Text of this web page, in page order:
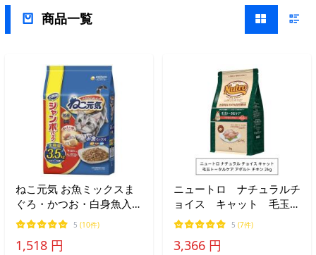
商品一覧
ねこ元気 お魚ミックスま
ぐろ・かつお・白身魚入り
３．５ｋｇ /ねこ元気 キャ
ットフード ドライ
5 (10件)
1,518 円
ニュートロ ナチュラルチ
ョイス キャット 毛玉ト
ータルケア アダルト チ
キン 2kg(NC178)
5 (7件)
3,366 円